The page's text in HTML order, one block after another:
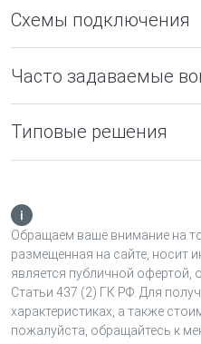
АЛС, а также
контрольным прибором;
передачу на приемно-
сообщений о пожаре,
доступ к настройкам и
устройств на
контрольным прибором,
КРК-4-БС-R3 выступает в
(master). Он подключается
Ведомый модуль (slave)
ведущему посредством
Схемы подключения
Часто задаваемые
Типовые решения
Обращаем ваше внимание на
размещенная на сайте, носит
является публичной
Статьи 437 (2) ГК РФ. Для
характеристиках, а также
пожалуйста, обращайтесь к